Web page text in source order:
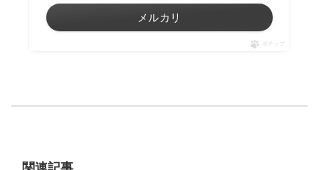
メルカリ
ポチップ